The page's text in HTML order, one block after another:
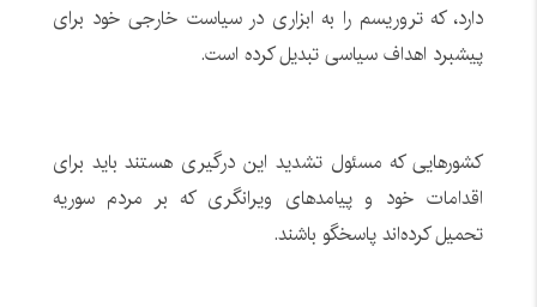
دارد، که تروریسم را به ابزاری در سیاست خارجی خود برای
پیشبرد اهداف سیاسی تبدیل کرده است.
کشورهایی که مسئول تشدید این درگیری هستند باید برای
اقدامات خود و پیامدهای ویرانگری که بر مردم سوریه
تحمیل کرده‌اند پاسخگو باشند.